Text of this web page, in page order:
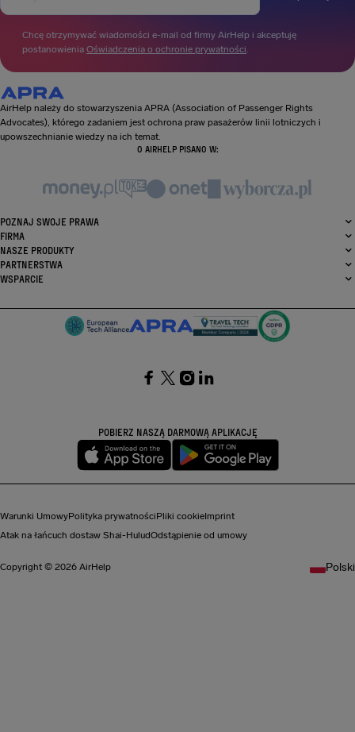
Chcę otrzymywać wiadomości e-mail od firmy AirHelp i akceptuję
postanowienia Oświadczenia o ochronie prywatności.
AirHelp należy do stowarzyszenia APRA (Association of Passenger Rights
Advocates), którego zadaniem jest ochrona praw pasażerów linii lotniczych i
upowszechnianie wiedzy na ich temat.
O AIRHELP PISANO W:
POZNAJ SWOJE PRAWA
FIRMA
NASZE PRODUKTY
PARTNERSTWA
WSPARCIE
POBIERZ NASZĄ DARMOWĄ APLIKACJĘ
Warunki UmowyPolityka prywatnościPliki cookieImprint
Atak na łańcuch dostaw Shai-HuludOdstąpienie od umowy
Copyright © 2026 AirHelp Polski